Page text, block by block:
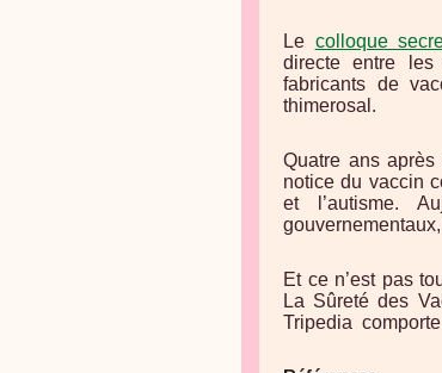
Le colloque
directe entre les
fabricants de
thimerosal.
Quatre ans
notice du vaccin
et l’autisme.
Et ce n’est pas
La Sûreté des
Tripedia